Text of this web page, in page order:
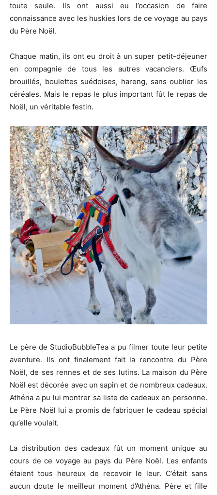
toute seule. Ils ont aussi eu l’occasion de faire
connaissance avec les huskies lors de ce voyage au pays
du Père Noël.
Chaque matin, ils ont eu droit à un super petit-déjeuner
en compagnie de tous les autres vacanciers. Œufs
brouillés, boulettes suédoises, hareng, sans oublier les
céréales. Mais le repas le plus important fût le repas de
Noël, un véritable festin.
Le père de StudioBubbleTea a pu filmer toute leur petite
aventure. Ils ont finalement fait la rencontre du Père
Noël, de ses rennes et de ses lutins. La maison du Père
Noël est décorée avec un sapin et de nombreux cadeaux.
Athéna a pu lui montrer sa liste de cadeaux en personne.
Le Père Noël lui a promis de fabriquer le cadeau spécial
qu’elle voulait.
La distribution des cadeaux fût un moment unique au
cours de ce voyage au pays du Père Noël. Les enfants
étaient tous heureux de recevoir le leur. C’était sans
aucun doute le meilleur moment d’Athéna. Père et fille